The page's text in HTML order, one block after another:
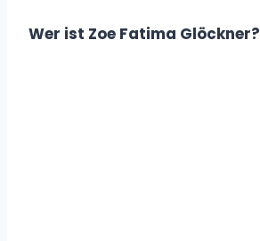
Wer ist Zoe Fatima Glöckner?